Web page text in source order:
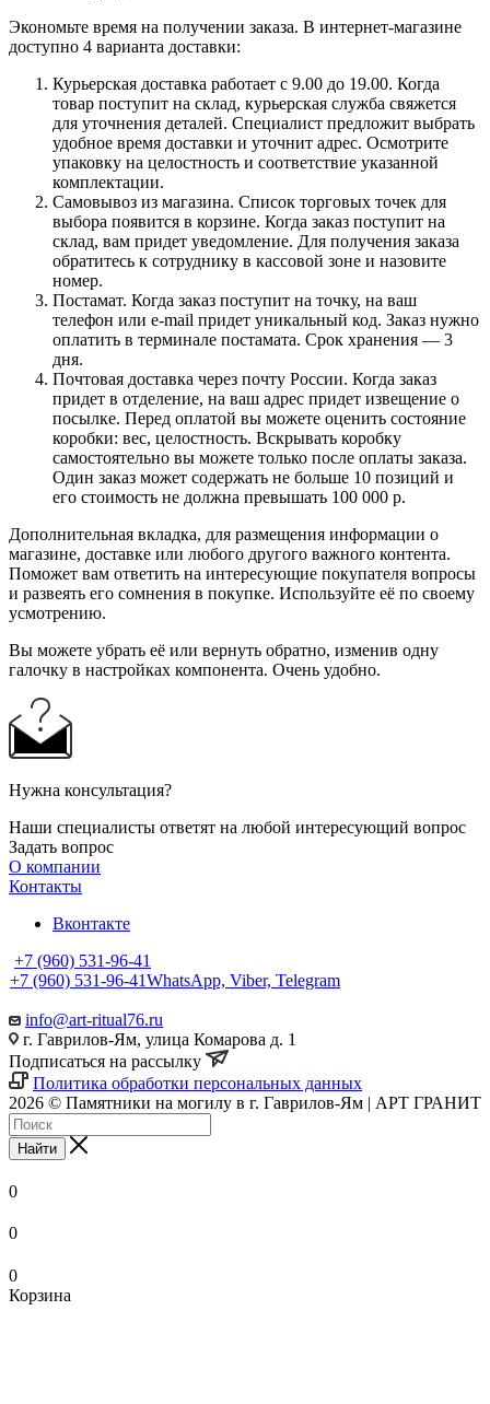
Экономьте время на получении заказа. В интернет-магазине
доступно 4 варианта доставки:
Курьерская доставка работает с 9.00 до 19.00. Когда
товар поступит на склад, курьерская служба свяжется
для уточнения деталей. Специалист предложит выбрать
удобное время доставки и уточнит адрес. Осмотрите
упаковку на целостность и соответствие указанной
комплектации.
Самовывоз из магазина. Список торговых точек для
выбора появится в корзине. Когда заказ поступит на
склад, вам придет уведомление. Для получения заказа
обратитесь к сотруднику в кассовой зоне и назовите
номер.
Постамат. Когда заказ поступит на точку, на ваш
телефон или e-mail придет уникальный код. Заказ нужно
оплатить в терминале постамата. Срок хранения — 3
дня.
Почтовая доставка через почту России. Когда заказ
придет в отделение, на ваш адрес придет извещение о
посылке. Перед оплатой вы можете оценить состояние
коробки: вес, целостность. Вскрывать коробку
самостоятельно вы можете только после оплаты заказа.
Один заказ может содержать не больше 10 позиций и
его стоимость не должна превышать 100 000 р.
Дополнительная вкладка, для размещения информации о
магазине, доставке или любого другого важного контента.
Поможет вам ответить на интересующие покупателя вопросы
и развеять его сомнения в покупке. Используйте её по своему
усмотрению.
Вы можете убрать её или вернуть обратно, изменив одну
галочку в настройках компонента. Очень удобно.
Нужна консультация?
Наши специалисты ответят на любой интересующий вопрос
Задать вопрос
О компании
Контакты
Вконтакте
+7 (960) 531-96-41
+7 (960) 531-96-41WhatsApp, Viber, Telegram
info@art-ritual76.ru
г. Гаврилов-Ям, улица Комарова д. 1
Подписаться на рассылку
Политика обработки персональных данных
2026 © Памятники на могилу в г. Гаврилов-Ям | АРТ ГРАНИТ
Найти
0
0
0
Корзина